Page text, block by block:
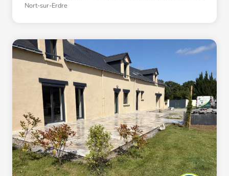
Nort-sur-Erdre